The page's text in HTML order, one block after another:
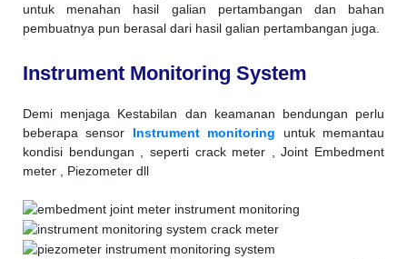
untuk menahan hasil galian pertambangan dan bahan
pembuatnya pun berasal dari hasil galian pertambangan juga.
Instrument Monitoring System
Demi menjaga Kestabilan dan keamanan bendungan perlu
beberapa sensor Instrument monitoring untuk memantau
kondisi bendungan , seperti crack meter , Joint Embedment
meter , Piezometer dll